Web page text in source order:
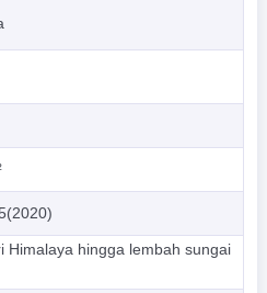
Himalaya hingga lembah sungai